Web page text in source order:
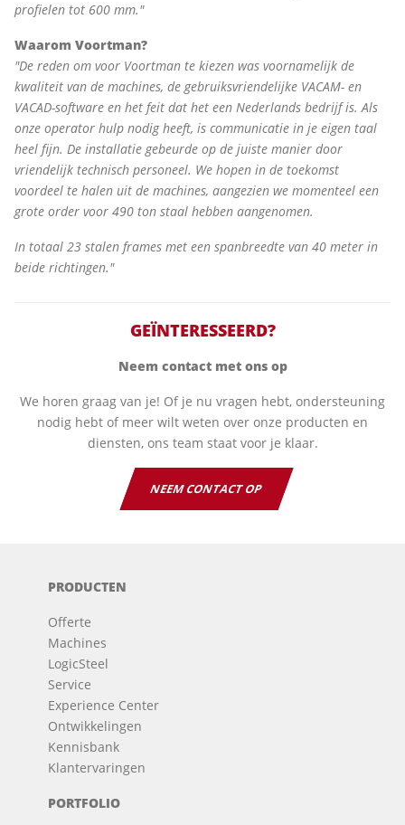
profielen tot 600 mm."
Waarom Voortman?
"De reden om voor Voortman te kiezen was voornamelijk de
kwaliteit van de machines, de gebruiksvriendelijke VACAM- en
VACAD-software en het feit dat het een Nederlands bedrijf is. Als
onze operator hulp nodig heeft, is communicatie in je eigen taal
heel fijn. De installatie gebeurde op de juiste manier door
vriendelijk technisch personeel. We hopen in de toekomst
voordeel te halen uit de machines, aangezien we momenteel een
grote order voor 490 ton staal hebben aangenomen.
In totaal 23 stalen frames met een spanbreedte van 40 meter in
beide richtingen."
GEÏNTERESSEERD?
Neem contact met ons op
We horen graag van je! Of je nu vragen hebt, ondersteuning
nodig hebt of meer wilt weten over onze producten en
diensten, ons team staat voor je klaar.
NEEM CONTACT OP
PRODUCTEN
Offerte
Machines
LogicSteel
Service
Experience Center
Ontwikkelingen
Kennisbank
Klantervaringen
PORTFOLIO